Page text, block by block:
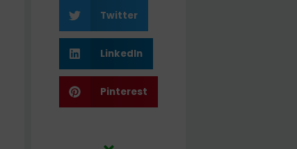
Twitter
LinkedIn
Pinterest